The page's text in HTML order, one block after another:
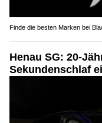
Finde die besten Marken bei
Henau SG: 20-
Sekundenschlaf